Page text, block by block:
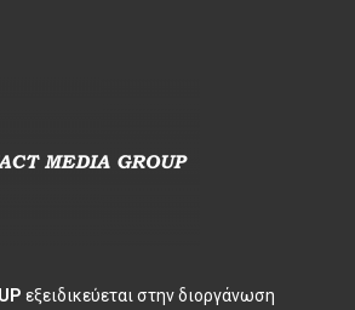
εξειδικεύεται στην διοργάνωση